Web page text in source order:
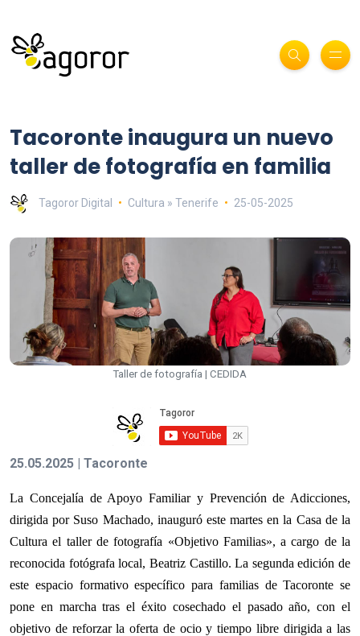
Tacoronte inaugura un nuevo
taller de fotografía en familia
Tagoror Digital Cultura » Tenerife 25-05-2025
Taller de fotografía | CEDIDA
25.05.2025 | Tacoronte
La Concejalía de Apoyo Familiar y Prevención de Adicciones,
dirigida por Suso Machado, inauguró este martes en la Casa de la
Cultura el taller de fotografía «Objetivo Familias», a cargo de la
reconocida fotógrafa local, Beatriz Castillo. La segunda edición de
este espacio formativo específico para familias de Tacoronte se
pone en marcha tras el éxito cosechado el pasado año, con el
objetivo de reforzar la oferta de ocio y tiempo libre dirigida a las